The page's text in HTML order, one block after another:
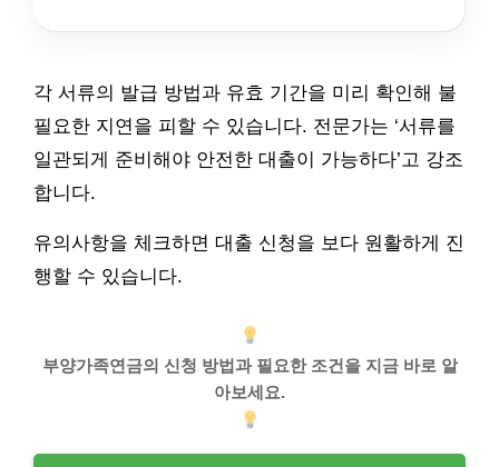
각 서류의 발급 방법과 유효 기간을 미리 확인해 불
필요한 지연을 피할 수 있습니다. 전문가는 ‘서류를
일관되게 준비해야 안전한 대출이 가능하다’고 강조
합니다.
유의사항을 체크하면 대출 신청을 보다 원활하게 진
행할 수 있습니다.
부양가족연금의 신청 방법과 필요한 조건을 지금 바로 알
아보세요.